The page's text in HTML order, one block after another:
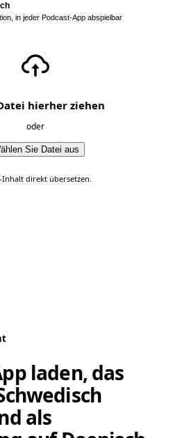
in jeder Podcast-App abspielbar
hierher ziehen
oder
Sie Datei aus
Inhalt direkt übersetzen.
laden, das
als